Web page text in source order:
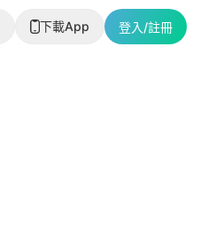
下載App 登入/註冊